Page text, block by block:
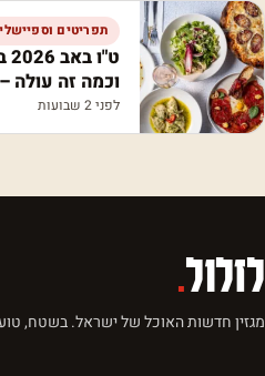
תפריטים
וכמה זה עולה
לפני 2 שבועות
לזלול.
מגזין חדשות האוכל של ישראל. בשטח,